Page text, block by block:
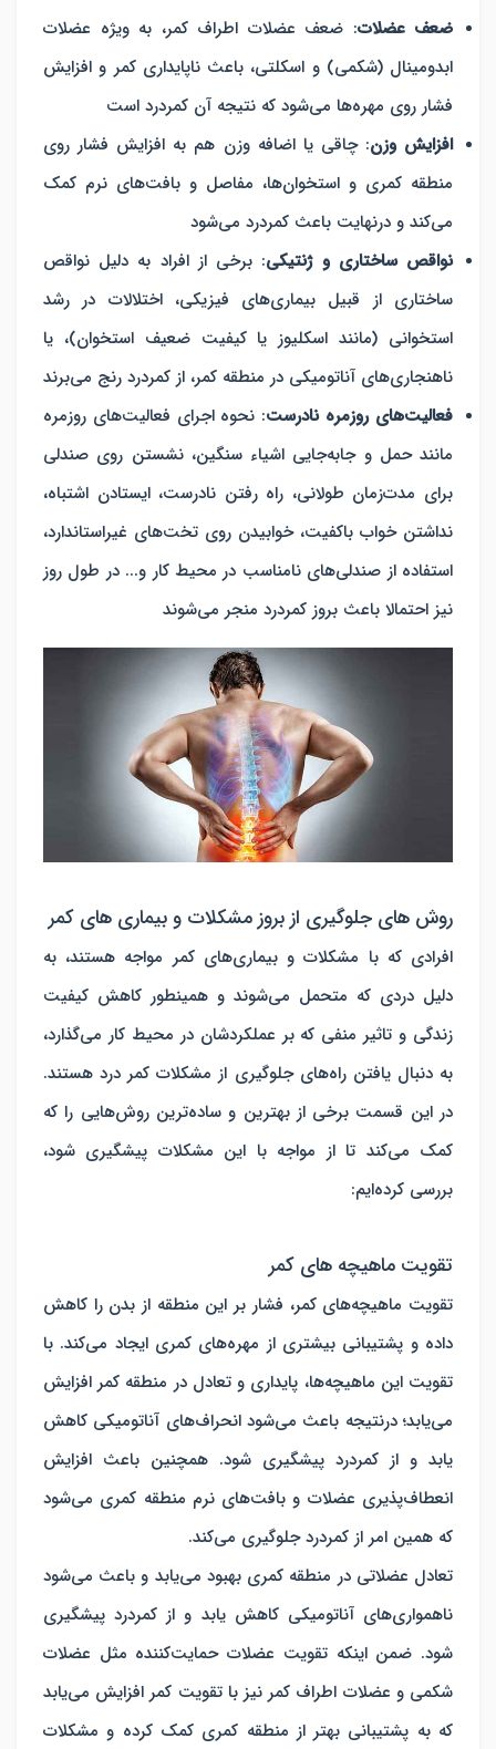
ضعف عضلات: ضعف عضلات اطراف کمر، به ویژه عضلات
ابدومینال (شکمی) و اسکلتی، باعث ناپایداری کمر و افزایش
فشار روی مهره‌ها می‌شود که نتیجه آن کمردرد است
افزایش وزن: چاقی یا اضافه وزن هم به افزایش فشار روی
منطقه کمری و استخوان‌ها، مفاصل و بافت‌های نرم کمک
می‌کند و درنهایت باعث کمردرد می‌شود
نواقص ساختاری و ژنتیکی: برخی از افراد به دلیل نواقص
ساختاری از قبیل بیماری‌های فیزیکی، اختلالات در رشد
استخوانی (مانند اسکلیوز یا کیفیت ضعیف استخوان)، یا
ناهنجاری‌های آناتومیکی در منطقه کمر، از کمردرد رنج می‌برند
فعالیت‌های روزمره نادرست: نحوه اجرای فعالیت‌های روزمره
مانند حمل و جابه‌جایی اشیاء سنگین، نشستن روی صندلی
برای مدت‌زمان طولانی، راه رفتن نادرست، ایستادن اشتباه،
نداشتن خواب باکفیت، خوابیدن روی تخت‌های غیراستاندارد،
استفاده از صندلی‌های نامناسب در محیط کار و... در طول روز
نیز احتمالا باعث بروز کمردرد منجر می‌شوند
روش های جلوگیری از بروز مشکلات و بیماری های کمر
افرادی که با مشکلات و بیماری‌های کمر مواجه هستند، به
دلیل دردی که متحمل می‌شوند و همینطور کاهش کیفیت
زندگی و تاثیر منفی که بر عملکردشان در محیط کار می‌گذارد،
به دنبال یافتن راه‌های جلوگیری از مشکلات کمر درد هستند.
در این قسمت برخی از بهترین و ساده‌ترین روش‌هایی را که
کمک می‌کند تا از مواجه با این مشکلات پیشگیری شود،
بررسی کرده‌ایم:
تقویت ماهیچه های کمر
تقویت ماهیچه‌های کمر، فشار بر این منطقه از بدن را کاهش
داده و پشتیبانی بیشتری از مهره‌های کمری ایجاد می‌کند. با
تقویت این ماهیچه‌ها، پایداری و تعادل در منطقه کمر افزایش
می‌یابد؛ درنتیجه باعث می‌شود انحراف‌های آناتومیکی کاهش
یابد و از کمردرد پیشگیری شود. همچنین باعث افزایش
انعطاف‌پذیری عضلات و بافت‌های نرم منطقه کمری می‌شود
که همین امر از کمردرد جلوگیری می‌کند.
تعادل عضلاتی در منطقه کمری بهبود می‌یابد و باعث می‌شود
ناهمواری‌های آناتومیکی کاهش یابد و از کمردرد پیشگیری
شود. ضمن اینکه تقویت عضلات حمایت‌کننده مثل عضلات
شکمی و عضلات اطراف کمر نیز با تقویت کمر افزایش می‌یابد
که به پشتیبانی بهتر از منطقه کمری کمک کرده و مشکلات